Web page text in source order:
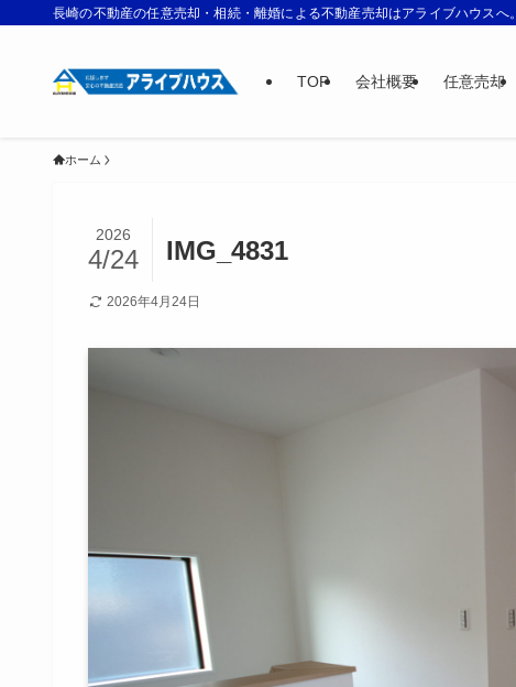
長崎の不動産の任意売却・相続・離婚による不動産売却はアライブハウスへ。
TOP 会社概要 任意売却
ホーム
IMG_4831
2026
4/24
2026年4月24日